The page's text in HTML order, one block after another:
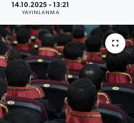
14.10.2025 - 13:21
YAYINLANMA